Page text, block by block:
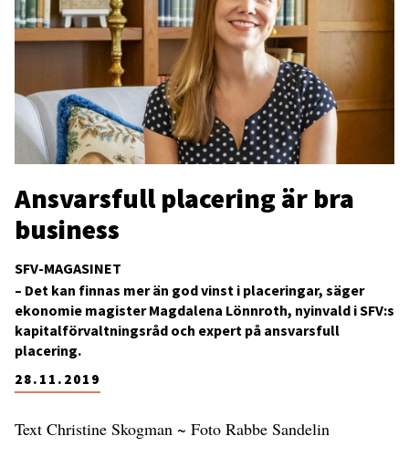
SFV-MAGASINET
Ansvarsfull placering är bra
business
28.11.2019
– Det kan finnas mer än god vinst i placeringar, säger
ekonomie magister Magdalena Lönnroth, nyinvald i SFV:s
kapitalförvaltningsråd och expert på ansvarsfull
placering.
Text Christine Skogman ~ Foto Rabbe Sandelin